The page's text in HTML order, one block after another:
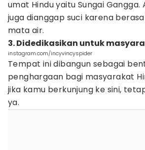
umat Hindu yaitu Sungai
juga dianggap suci karena
mata air.
3. Didedikasikan untuk
instagram.com/incyvincyspider
Tempat ini dibangun sebagai
penghargaan bagi masyarakat
jika kamu berkunjung ke sini,
ya.